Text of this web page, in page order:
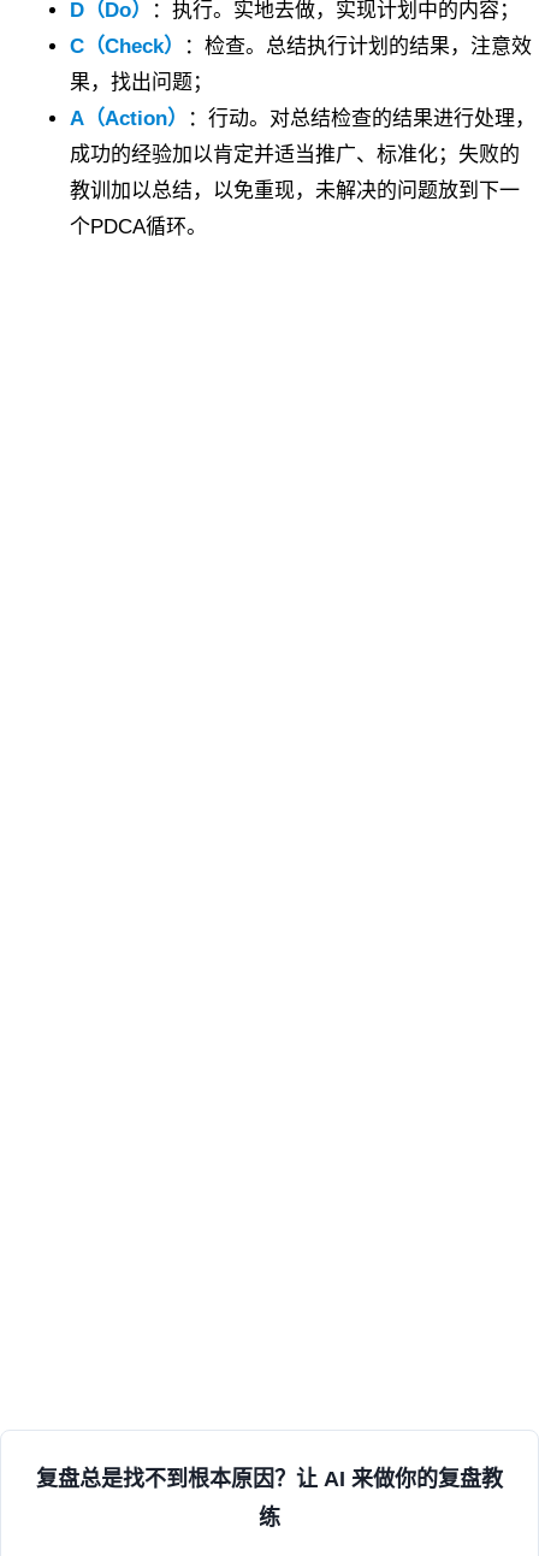
D（Do）
：执行。实地去做，实现计划中的内容；
C（Check）
：检查。总结执行计划的结果，注意效
果，找出问题；
A（Action）
：行动。对总结检查的结果进行处理，
成功的经验加以肯定并适当推广、标准化；失败的
教训加以总结，以免重现，未解决的问题放到下一
个PDCA循环。
复盘总是找不到根本原因？让 AI 来做你的复盘教
练